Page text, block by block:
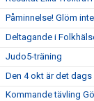
Påminnelse! Glöm
Deltagande i
Judo5-träning
Den 4 okt är det
Kommande tävling